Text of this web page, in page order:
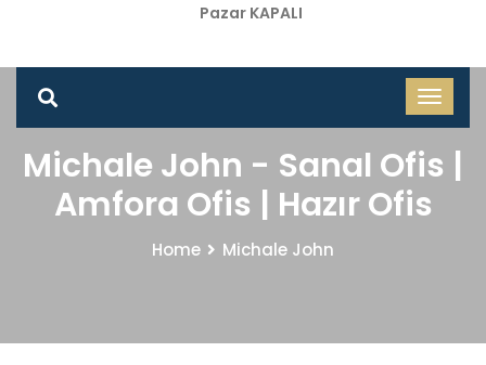
Pazar KAPALI
Michale John - Sanal Ofis |
Amfora Ofis | Hazır Ofis
Home Michale John